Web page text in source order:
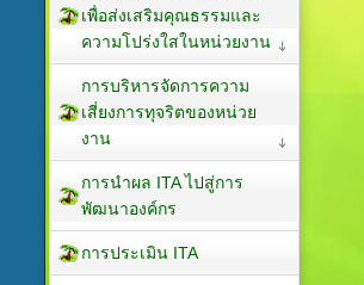
เพื่อส่งเสริมคุณธรรมและ
ความโปร่งใสในหน่วยงาน
การบริหารจัดการความ
เสี่ยงการทุจริตของหน่วย
งาน
การนำผล ITA ไปสู่การ
พัฒนาองค์กร
การประเมิน ITA